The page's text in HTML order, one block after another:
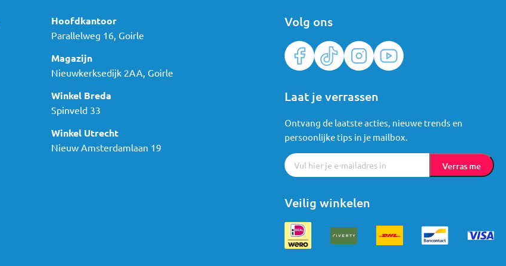
Hoofdkantoor
Parallelweg 16, Goirle
Magazijn
Nieuwkerksedijk 2AA, Goirle
Winkel Breda
Spinveld 33
Winkel Utrecht
Nieuw Amsterdamlaan 19
Volg ons
Veilig winkelen
Laat je verrassen
Ontvang de laatste acties, nieuwe trends en
persoonlijke tips in je mailbox.
Verras me